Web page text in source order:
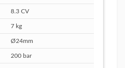
8.3 CV
7 kg
Ø24mm
200 bar